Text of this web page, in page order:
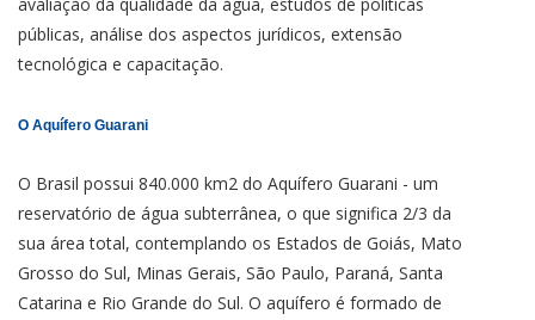
públicas, análise dos aspectos jurídicos, extensão
tecnológica e capacitação.
O Aquífero Guarani
O Brasil possui 840.000 km2 do Aquífero Guarani - um
reservatório de água subterrânea, o que significa 2/3 da
sua área total, contemplando os Estados de Goiás, Mato
Grosso do Sul, Minas Gerais, São Paulo, Paraná, Santa
Catarina e Rio Grande do Sul. O aquífero é formado de